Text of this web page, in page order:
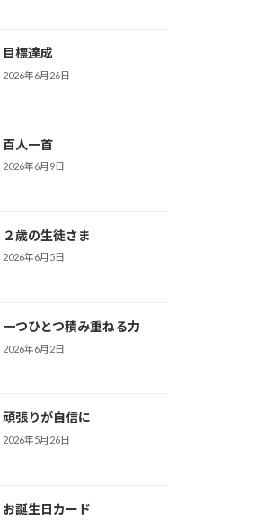
目標達成
2026年6月26日
百人一首
2026年6月9日
２歳の生徒さま
2026年6月5日
一つひとつ積み重ねる力
2026年6月2日
頑張りが自信に
2026年5月26日
お誕生日カード